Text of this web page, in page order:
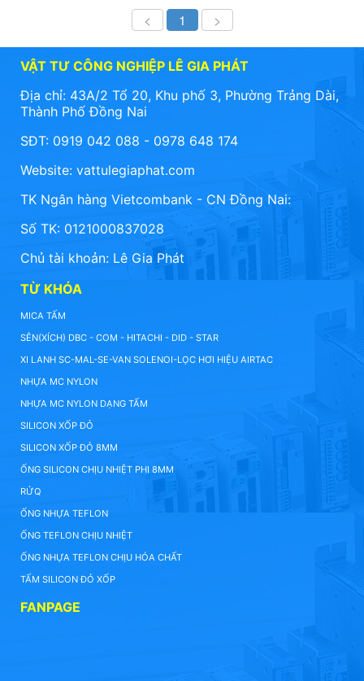
< 1 >
VẬT TƯ CÔNG NGHIỆP LÊ GIA PHÁT
Địa chỉ: 43A/2 Tổ 20, Khu phố 3, Phường Trảng Dài,
Thành Phố Đồng Nai
SĐT: 0919 042 088 - 0978 648 174
Website: vattulegiaphat.com
TK Ngân hàng Vietcombank - CN Đồng Nai:
Số TK: 0121000837028
Chủ tài khoản: Lê Gia Phát
TỪ KHÓA
MICA TẤM
SÊN(XÍCH) DBC - COM - HITACHI - DID - STAR
XI LANH SC-MAL-SE-VAN SOLENOI-LỌC HƠI HIỆU AIRTAC
NHỰA MC NYLON
NHỰA MC NYLON DẠNG TẤM
SILICON XỐP ĐỎ
SILICON XỐP ĐỎ 8MM
ỐNG SILICON CHỊU NHIỆT PHI 8MM
RỬQ
ỐNG NHỰA TEFLON
ỐNG TEFLON CHỊU NHIỆT
ỐNG NHỰA TEFLON CHỊU HÓA CHẤT
TẤM SILICON ĐỎ XỐP
FANPAGE